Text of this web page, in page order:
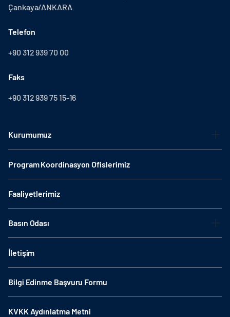
Çankaya/ANKARA
Telefon
+90 312 939 70 00
Faks
+90 312 939 75 15-16
Kurumumuz
Program Koordinasyon Ofislerimiz
Faaliyetlerimiz
Basın Odası
İletişim
Bilgi Edinme Başvuru Formu
KVKK Aydınlatma Metni